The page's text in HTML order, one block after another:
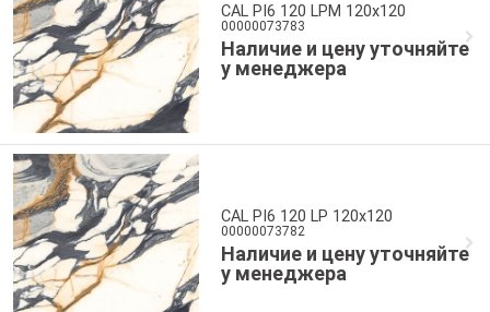
CAL PI6 120 LPM 120x120
00000073783
Наличие и цену уточняйте
у менеджера
CAL PI6 120 LP 120x120
00000073782
Наличие и цену уточняйте
у менеджера